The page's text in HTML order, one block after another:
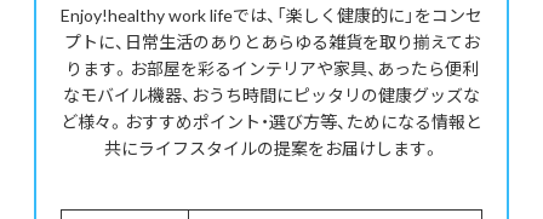
Enjoy!healthy work lifeでは、「楽しく健康的に」をコンセ
プトに、日常生活のありとあらゆる雑貨を取り揃えてお
ります。お部屋を彩るインテリアや家具、あったら便利
なモバイル機器、おうち時間にピッタリの健康グッズな
ど様々。おすすめポイント・選び方等、ためになる情報と
共にライフスタイルの提案をお届けします。